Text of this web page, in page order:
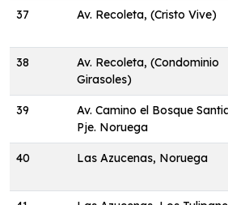
37 Av. Recoleta, (Cristo Vive)
38
Av. Recoleta, (Condominio
Girasoles)
39
Av. Camino el Bosque
Pje. Noruega
40 Las Azucenas, Noruega